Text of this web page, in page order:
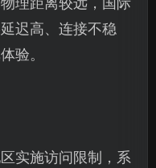
迟高、连接不稳
验。
实施访问限制，系